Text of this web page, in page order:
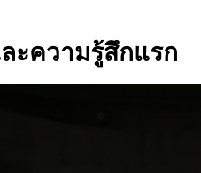
ะความรู้สึกแรก